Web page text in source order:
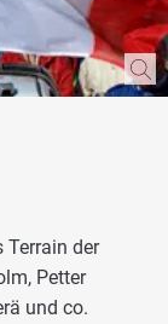
Terrain der
Petter
und co.